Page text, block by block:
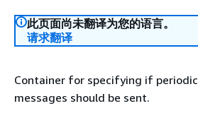
此页面尚未翻译为您的语言。
请求翻译
Container for specifying if periodic
messages should be sent.